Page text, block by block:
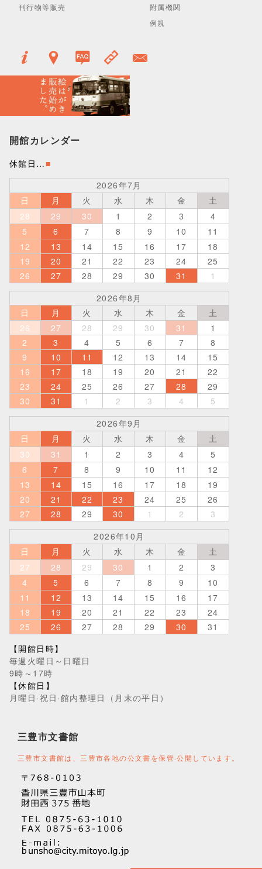
刊行物等販売
附属機関
例規
開館カレンダー
休館日…■
2026年7月
日
月 火 水 木 金
土
28
29 30 1 2 3
4
5
6 7 8 9 10
11
12
13 14 15 16 17
18
19
20 21 22 23 24
25
26
27 28 29 30 31
1
2026年8月
日
月 火 水 木 金
土
26
27 28 29 30 31
1
2
3 4 5 6 7
8
9
10 11 12 13 14
15
16
17 18 19 20 21
22
23
24 25 26 27 28
29
30
31 1 2 3 4
5
2026年9月
日
月 火 水 木 金
土
30
31 1 2 3 4
5
6
7 8 9 10 11
12
13
14 15 16 17 18
19
20
21 22 23 24 25
26
27
28 29 30 1 2
3
2026年10月
日
月 火 水 木 金
土
27
28 29 30 1 2
3
4
5 6 7 8 9
10
11
12 13 14 15 16
17
18
19 20 21 22 23
24
25
26 27 28 29 30
31
【開館日時】
毎週火曜日～日曜日
9時～17時
【休館日】
月曜日·祝日·館内整理日（月末の平日）
三豊市文書館
三豊市文書館は、三豊市各地の公文書を保管·公開しています。